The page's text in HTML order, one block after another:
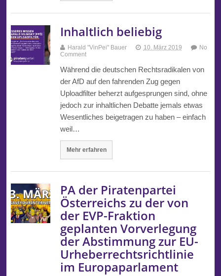
Inhaltlich beliebig
Harald "VinPei" Bauer 10. März 2019
No
Comment
Während die deutschen Rechtsradikalen von
der AfD auf den fahrenden Zug gegen
Uploadfilter beherzt aufgesprungen sind, ohne
jedoch zur inhaltlichen Debatte jemals etwas
Wesentliches beigetragen zu haben – einfach
weil…
Mehr erfahren
PA der Piratenpartei
Österreichs zu der von
der EVP-Fraktion
geplanten Vorverlegung
der Abstimmung zur EU-
Urheberrechtsrichtlinie
im Europaparlament